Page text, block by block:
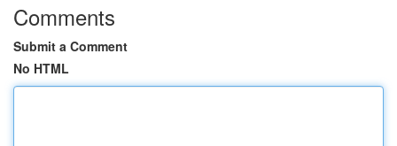
Comments
Submit a Comment
No HTML